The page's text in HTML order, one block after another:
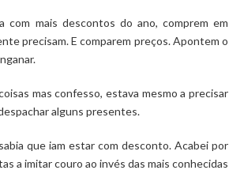
mais descontos do ano, comprem em
precisam. E comparem preços. Apontem o
mas confesso, estava mesmo a precisar
alguns presentes.
que iam estar com desconto. Acabei por
a imitar couro ao invés das mais conhecidas